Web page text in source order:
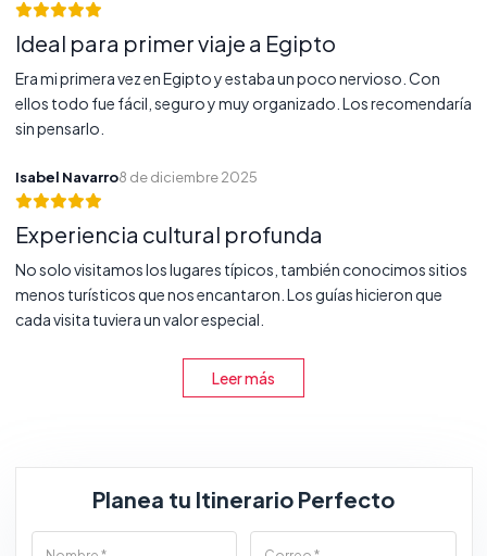
Ideal para primer viaje a Egipto
Era mi primera vez en Egipto y estaba un poco nervioso. Con
ellos todo fue fácil, seguro y muy organizado. Los recomendaría
sin pensarlo.
Isabel Navarro8 de diciembre 2025
Experiencia cultural profunda
No solo visitamos los lugares típicos, también conocimos sitios
menos turísticos que nos encantaron. Los guías hicieron que
cada visita tuviera un valor especial.
Leer más
Planea tu Itinerario Perfecto